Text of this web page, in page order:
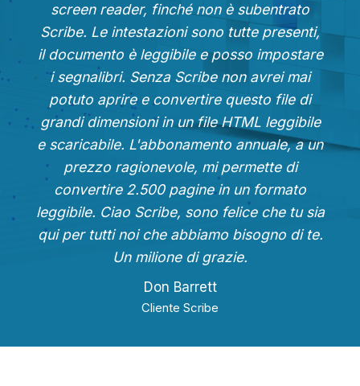
screen reader, finché non è subentrato
Scribe. Le intestazioni sono tutte presenti,
il documento è leggibile e posso impostare
i segnalibri. Senza Scribe non avrei mai
potuto aprire e convertire questo file di
grandi dimensioni in un file HTML leggibile
e scaricabile. L'abbonamento annuale, a un
prezzo ragionevole, mi permette di
convertire 2.500 pagine in un formato
leggibile. Ciao Scribe, sono felice che tu sia
qui per tutti noi che abbiamo bisogno di te.
Un milione di grazie.
Don Barrett
Cliente Scribe